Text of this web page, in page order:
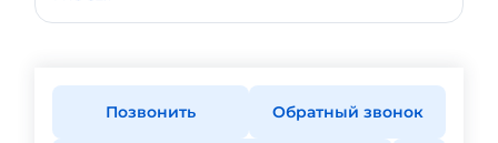
Позвонить Обратный звонок